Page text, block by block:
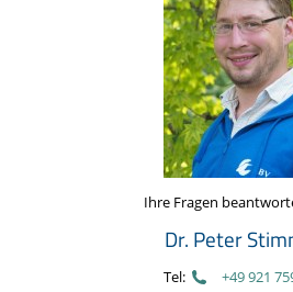
Ihre Fragen
Dr. Peter
Tel:
+49 921